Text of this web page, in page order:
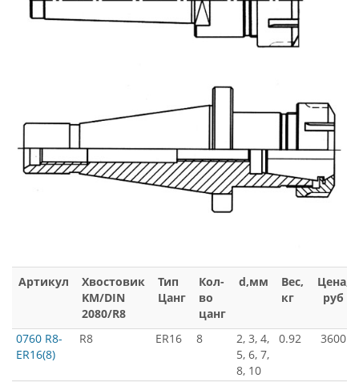
Артикул
Хвостовик
KM/DIN
2080/R8
Тип
Цанг
Кол-
во
цанг
d,мм
Вес,
кг
Цена,
руб
0760 R8-
ER16(8)
R8 ER16 8
2, 3, 4,
5, 6, 7,
8, 10
0.92 3600